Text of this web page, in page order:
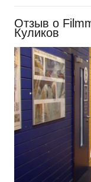
Отзыв о
Куликов